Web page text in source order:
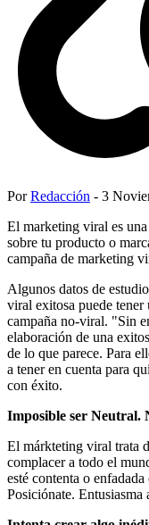
PorRedacción - 3
El marketing viral es
sobre tu producto o
campaña de marketing
Algunos datos de
viral exitosa puede tener
campaña no-viral. "Sin
elaboración de una
de lo que parece. Para
a tener en cuenta para
con éxito.
Imposible ser Neutral.
El márkteting viral trata
complacer a todo el
esté contenta o
Posiciónate. Entusiasma